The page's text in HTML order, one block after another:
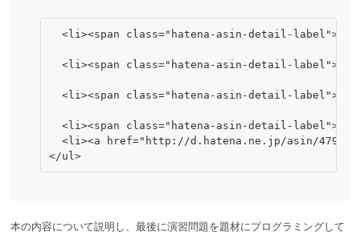
<li><span class="hatena-asin-detail-label">作
<li><span class="hatena-asin-detail-label">出
<li><span class="hatena-asin-detail-label">発
<li><span class="hatena-asin-detail-label">購
<li><a href="http://d.hatena.ne.jp/asin/
</ul>
本の内容について説明し、最後に演習問題を題材にプログラミングして